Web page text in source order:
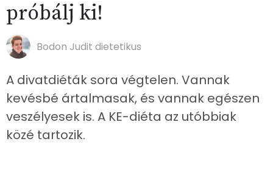
próbálj ki!
Bodon Judit dietetikus
A divatdiéták sora végtelen. Vannak
kevésbé ártalmasak, és vannak egészen
veszélyesek is. A KE-diéta az utóbbiak
közé tartozik.